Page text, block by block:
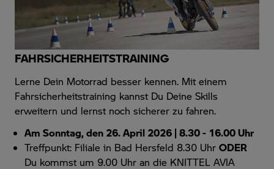
FAHRSICHERHEITSTRAINING
Lerne Dein Motorrad besser kennen. Mit einem
Fahrsicherheitstraining kannst Du Deine Skills
erweitern und lernst noch sicherer zu fahren.
Am Sonntag, den 26. April 2026 | 8.30 - 16.00 Uhr
Treffpunkt: Filiale in Bad Hersfeld 8.30 Uhr ODER
Du kommst um 9.00 Uhr an die KNITTEL AVIA